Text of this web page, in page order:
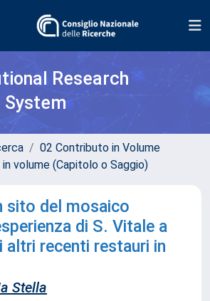
Research
System
02 Contributo in Volume
volume (Capitolo o Saggio)
sito del mosaico
di S. Vitale a
altri recenti restauri in
Stella